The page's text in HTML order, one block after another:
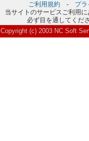
ご利用規約 - プ
当サイトのサービスご利用
必ず目を通してくだ
Copyright (c) 2003 NC Soft